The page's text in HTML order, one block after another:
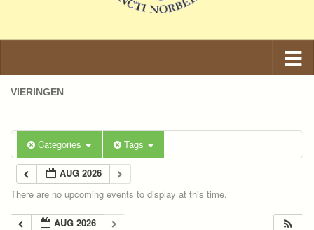
VIERINGEN
Categories Tags
AUG 2026
There are no upcoming events to display at this time.
AUG 2026